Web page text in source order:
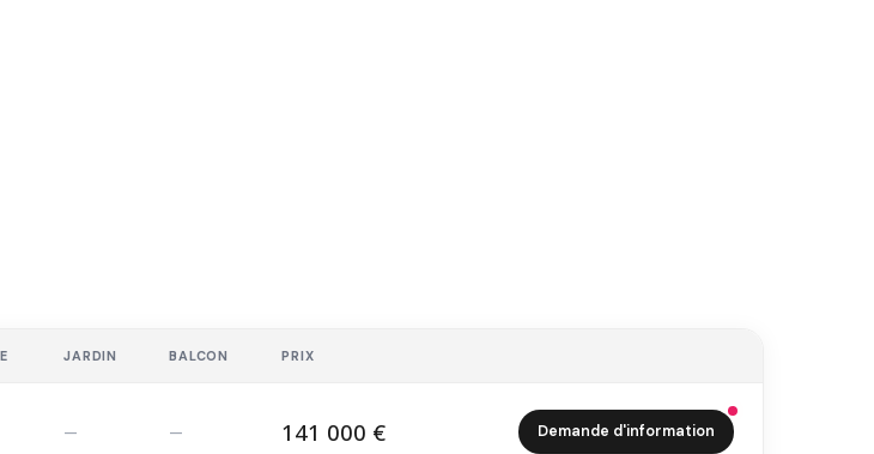
JARDIN BALCON PRIX
— — 141 000 € Demande d'information